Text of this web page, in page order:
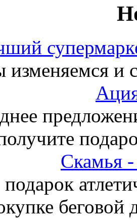
и
беговой